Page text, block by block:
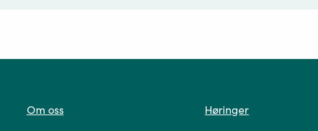
Om oss Høringer